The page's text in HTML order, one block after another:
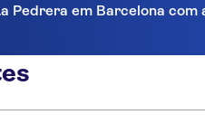
Pedrera em Barcelona com